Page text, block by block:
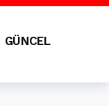
GÜNCEL